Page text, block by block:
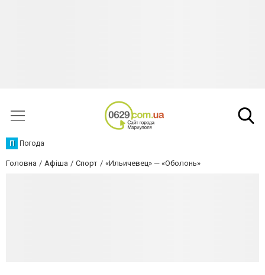
П Погода
Головна Афіша Спорт «Ильичевец» — «Оболонь»